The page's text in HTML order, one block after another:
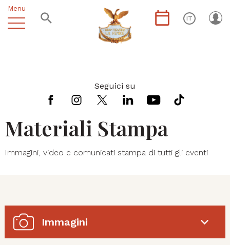
Menu
IT
Seguici su
Materiali Stampa
Immagini, video e comunicati stampa di tutti gli eventi
Immagini